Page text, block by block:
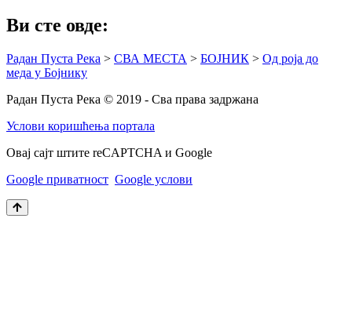
Ви сте овде:
Радан Пуста Река > СВА МЕСТА > БОЈНИК > Од роја до
меда у Бојнику
Радан Пуста Река © 2019 - Сва права задржана
Услови коришћења портала
Овај сајт штите reCAPTCHA и Google
Google приватност Google услови